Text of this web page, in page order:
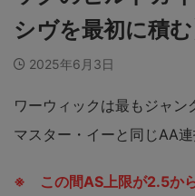
シヴを最初に積む
2025年6月3日
ワーウィックは最もジャン
マスター・イーと同じAA連
※ この間AS上限が2.5から